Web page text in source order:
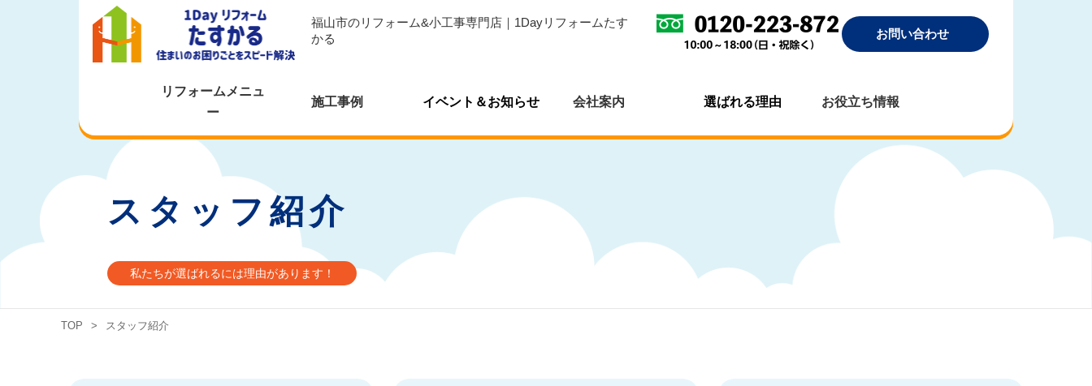
福山市のリフォーム&小工事専門店｜1Dayリフォームたす
かる
お問い合わせ
リフォームメニュ
ー
施工事例 イベント＆お知らせ 会社案内 選ばれる理由 お役立ち情報
スタッフ紹介
私たちが選ばれるには理由があります！
TOP > スタッフ紹介